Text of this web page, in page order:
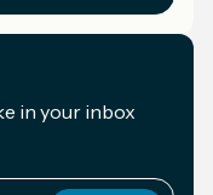
in your inbox